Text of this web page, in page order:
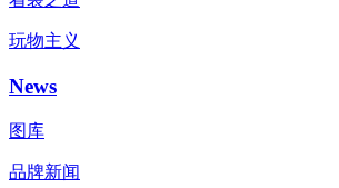
玩物主义
News
图库
品牌新闻